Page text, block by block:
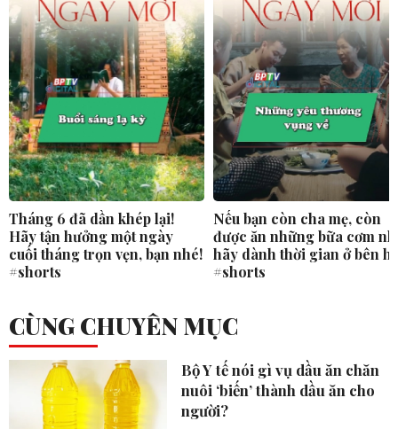
Tháng 6 đã dần khép lại!
Hãy tận hưởng một ngày
cuối tháng trọn vẹn, bạn nhé!
#shorts
Nếu bạn còn cha mẹ, còn
được ăn những bữa cơm
hãy dành thời gian ở bên
#shorts
CÙNG CHUYÊN MỤC
Bộ Y tế nói gì vụ dầu ăn chăn
nuôi ‘biến’ thành dầu ăn cho
người?